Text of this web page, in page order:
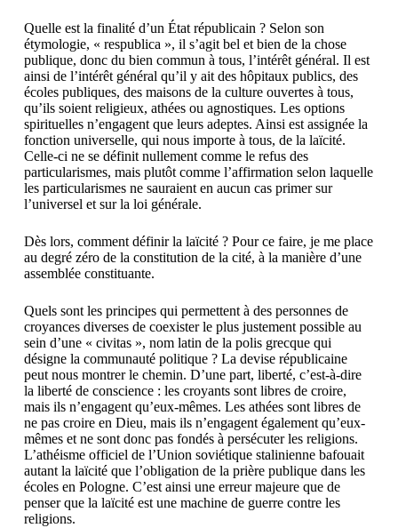
Quelle est la finalité d’un État républicain ? Selon son
étymologie, « respublica », il s’agit bel et bien de la chose
publique, donc du bien commun à tous, l’intérêt général. Il est
ainsi de l’intérêt général qu’il y ait des hôpitaux publics, des
écoles publiques, des maisons de la culture ouvertes à tous,
qu’ils soient religieux, athées ou agnostiques. Les options
spirituelles n’engagent que leurs adeptes. Ainsi est assignée la
fonction universelle, qui nous importe à tous, de la laïcité.
Celle-ci ne se définit nullement comme le refus des
particularismes, mais plutôt comme l’affirmation selon laquelle
les particularismes ne sauraient en aucun cas primer sur
l’universel et sur la loi générale.
Dès lors, comment définir la laïcité ? Pour ce faire, je me place
au degré zéro de la constitution de la cité, à la manière d’une
assemblée constituante.
Quels sont les principes qui permettent à des personnes de
croyances diverses de coexister le plus justement possible au
sein d’une « civitas », nom latin de la polis grecque qui
désigne la communauté politique ? La devise républicaine
peut nous montrer le chemin. D’une part, liberté, c’est-à-dire
la liberté de conscience : les croyants sont libres de croire,
mais ils n’engagent qu’eux-mêmes. Les athées sont libres de
ne pas croire en Dieu, mais ils n’engagent également qu’eux-
mêmes et ne sont donc pas fondés à persécuter les religions.
L’athéisme officiel de l’Union soviétique stalinienne bafouait
autant la laïcité que l’obligation de la prière publique dans les
écoles en Pologne. C’est ainsi une erreur majeure que de
penser que la laïcité est une machine de guerre contre les
religions.